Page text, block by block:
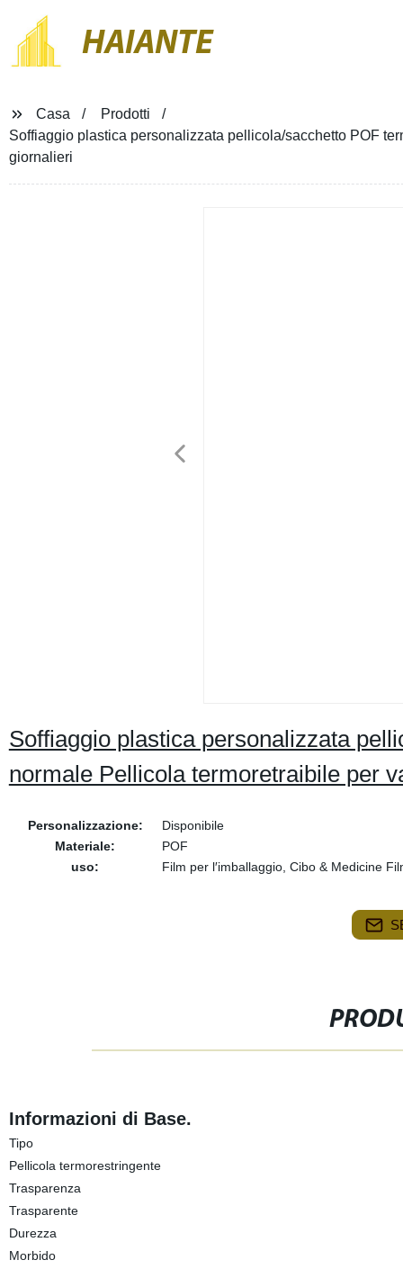
HAIANTE
Casa
Prodotti
Soffiaggio plastica personalizzata pellicola/sacchetto POF
giornalieri
Soffiaggio plastica personalizzata
normale Pellicola termoretraibile per
Personalizzazione:
Disponibile
Materiale:
POF
uso:
Film per l′imballaggio, Cibo & Medicine
Informazioni di Base.
Tipo
Pellicola termorestringente
Trasparenza
Trasparente
Durezza
Morbido